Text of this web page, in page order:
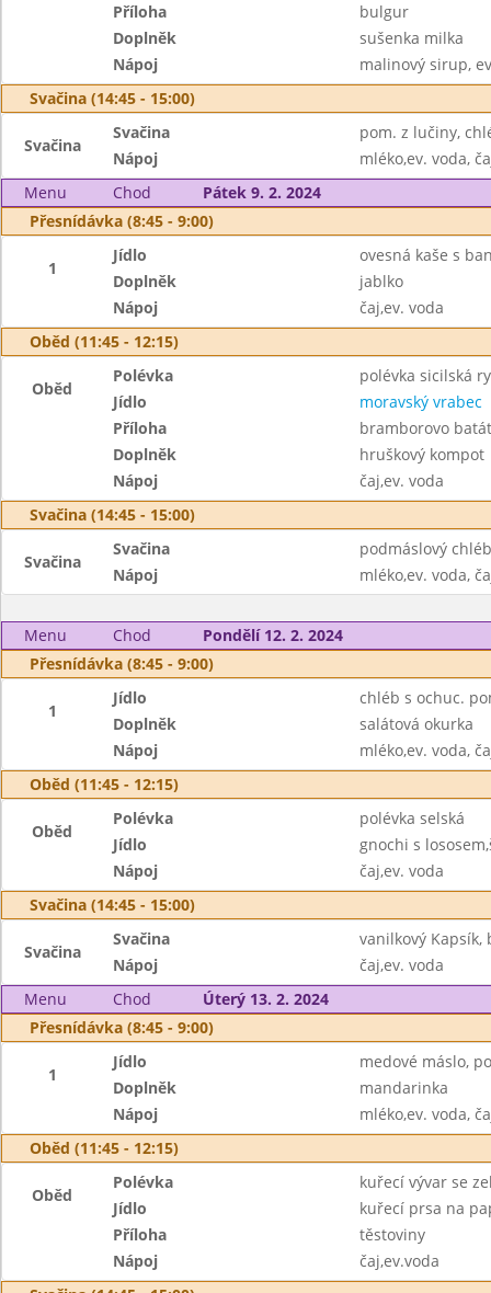
Příloha
bulgur
Doplněk
sušenka milka
Nápoj
malinový sirup,
Svačina (14:45 - 15:00)
Svačina
Svačina
pom. z lučiny,
Nápoj
mléko,ev. voda,
Menu
Chod
Pátek 9. 2. 2024
Přesnídávka (8:45 - 9:00)
1
Jídlo
ovesná kaše s
Doplněk
jablko
Nápoj
čaj,ev. voda
Oběd (11:45 - 12:15)
Oběd
Polévka
polévka sicilská
Jídlo
moravský vrabec
Příloha
bramborovo
Doplněk
hruškový kompot
Nápoj
čaj,ev. voda
Svačina (14:45 - 15:00)
Svačina
Svačina
podmáslový
Nápoj
mléko,ev. voda,
Menu Chod
Pondělí 12. 2. 2024
Přesnídávka (8:45 - 9:00)
1
Jídlo
chléb s ochuc.
Doplněk
salátová okurka
Nápoj
mléko,ev. voda,
Oběd (11:45 - 12:15)
Oběd
Polévka
polévka selská
Jídlo
gnochi s
Nápoj
čaj,ev. voda
Svačina (14:45 - 15:00)
Svačina
Svačina
vanilkový Kapsík,
Nápoj
čaj,ev. voda
Menu
Chod
Úterý 13. 2. 2024
Přesnídávka (8:45 - 9:00)
1
Jídlo
medové máslo,
Doplněk
mandarinka
Nápoj
mléko,ev. voda,
Oběd (11:45 - 12:15)
Oběd
Polévka
kuřecí vývar se
Jídlo
kuřecí prsa na
Příloha
těstoviny
Nápoj
čaj,ev.voda